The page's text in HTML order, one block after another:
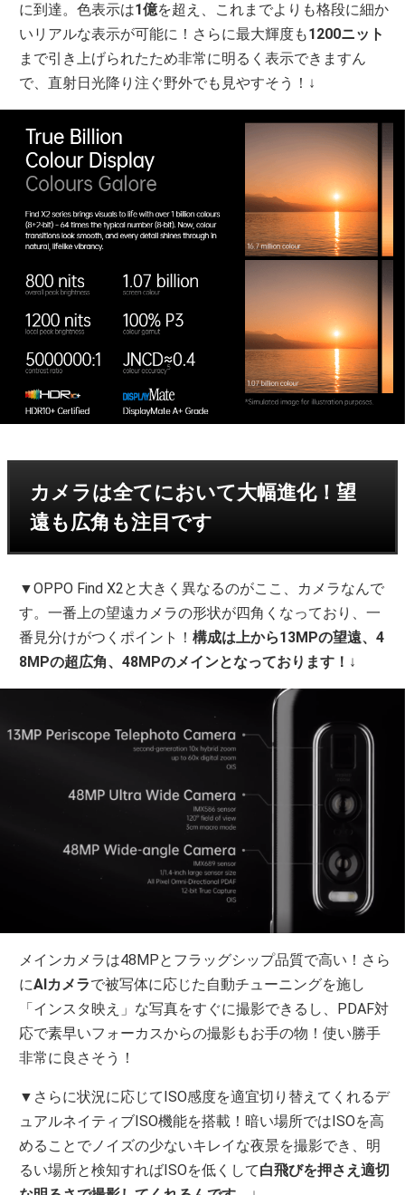
に到達。色表示は1億を超え、これまでよりも格段に細か
いリアルな表示が可能に！さらに最大輝度も1200ニット
まで引き上げられたため非常に明るく表示できますん
で、直射日光降り注ぐ野外でも見やすそう！↓
カメラは全てにおいて大幅進化！望
遠も広角も注目です
▼OPPO Find X2と大きく異なるのがここ、カメラなんで
す。一番上の望遠カメラの形状が四角くなっており、一
番見分けがつくポイント！構成は上から13MPの望遠、4
8MPの超広角、48MPのメインとなっております！ ↓
メインカメラは48MPとフラッグシップ品質で高い！さら
にAIカメラで被写体に応じた自動チューニングを施し
「インスタ映え」な写真をすぐに撮影できるし、PDAF対
応で素早いフォーカスからの撮影もお手の物！使い勝手
非常に良さそう！
▼さらに状況に応じてISO感度を適宜切り替えてくれるデ
ュアルネイティブISO機能を搭載！暗い場所ではISOを高
めることでノイズの少ないキレイな夜景を撮影でき、明
るい場所と検知すればISOを低くして白飛びを押さえ適切